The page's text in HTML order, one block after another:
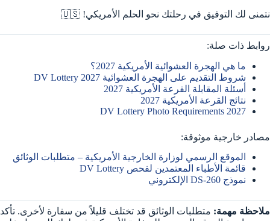
نتمنى لك التوفيق في رحلتك نحو الحلم الأمريكي! 🇺🇸
روابط ذات صلة:
ما هي الهجرة العشوائية الأمريكية 2027؟
شروط التقديم على الهجرة العشوائية DV Lottery 2027
أسئلة المقابلة القرعة الأمريكية 2027
نتائج القرعة الأمريكية 2027
DV Lottery Photo Requirements 2027
مصادر خارجية موثوقة:
الموقع الرسمي لوزارة الخارجية الأمريكية – متطلبات الوثائق
قائمة الأطباء المعتمدين لفحص DV Lottery
نموذج DS-260 الإلكتروني
ملاحظة مهمة: متطلبات الوثائق قد تختلف قليلاً من سفارة لأخرى. تأكد